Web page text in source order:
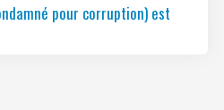
pour corruption) est